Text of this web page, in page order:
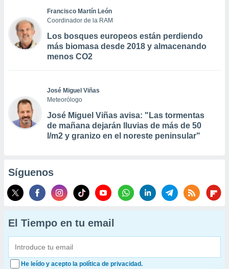
Francisco Martín León
Coordinador de la RAM
Los bosques europeos están perdiendo
más biomasa desde 2018 y almacenando
menos CO2
José Miguel Viñas
Meteorólogo
José Miguel Viñas avisa: "Las tormentas
de mañana dejarán lluvias de más de 50
l/m2 y granizo en el noreste peninsular"
Síguenos
El Tiempo en tu email
He leído y acepto la política de privacidad.